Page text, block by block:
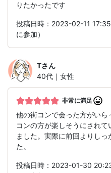
りたかったです
投稿日時：2023-02-11
に参加）
Tさん
40代｜女性
非常に満足
他の街コンで会った方がい
コンの方が楽しそうにされ
ました。実際に前回よりし
た。
投稿日時：2023-01-30